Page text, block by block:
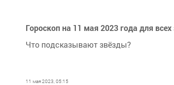
Гороскоп на 11 мая 2023 года для
Что подсказывают звёзды?
11 мая 2023, 05:15